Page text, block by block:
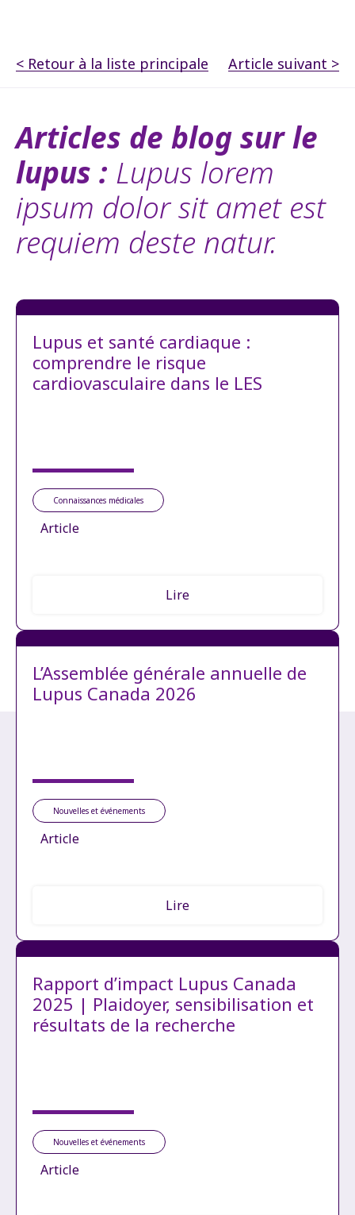
< Retour à la liste principale Article suivant >
Articles de blog sur le
lupus : Lupus lorem
ipsum dolor sit amet est
requiem deste natur.
Lupus et santé cardiaque :
comprendre le risque
cardiovasculaire dans le LES
Connaissances médicales
Article
Lire
L’Assemblée générale annuelle de
Lupus Canada 2026
Nouvelles et événements
Article
Lire
Rapport d’impact Lupus Canada
2025 | Plaidoyer, sensibilisation et
résultats de la recherche
Nouvelles et événements
Article